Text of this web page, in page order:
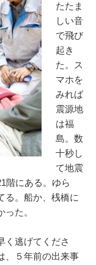
たたま
しい音
で飛び
起き
た。ス
マホを
みれば
震源地
は福
島。数
十秒し
て地震
階にある。ゆら
る。船か、桟橋に
た。
逃げてくださ
、５年前の出来事